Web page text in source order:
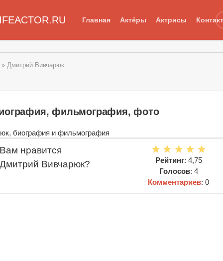
Главная Актёры Актрисы
» Дмитрий Вивчарюк
фильмография, фото
Вам нравится
Дмитрий Вивчарюк?
Рейтинг: 4,75
Голосов: 4
Комментариев: 0